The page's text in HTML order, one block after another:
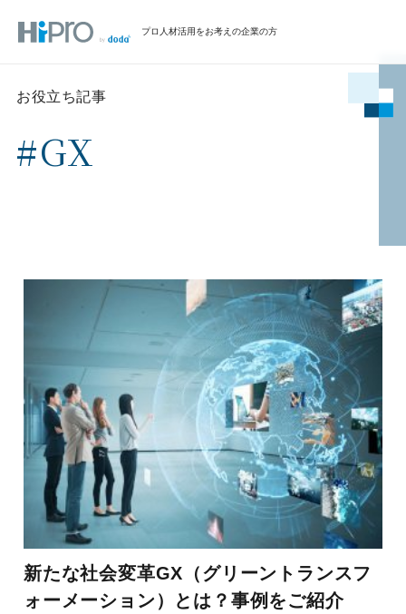
プロ人材活用をお考えの企業の方
お役立ち記事
#GX
新たな社会変革GX（グリーントランスフ
ォーメーション）とは？事例をご紹介